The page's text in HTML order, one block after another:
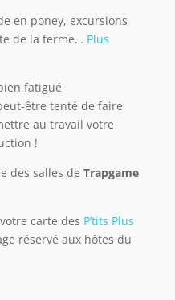
en poney, excursions
de la ferme… Plus
fatigué
être tenté de faire
au travail votre
!
des salles de Trapgame
carte des P’tits Plus
réservé aux hôtes du